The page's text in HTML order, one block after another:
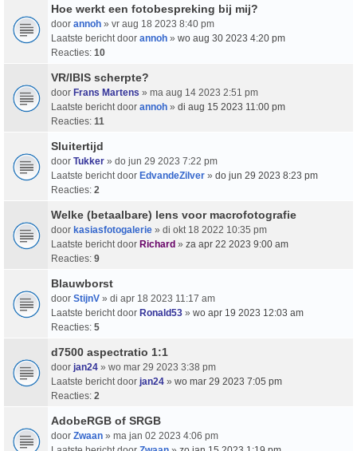
Hoe werkt een fotobespreking bij mij?
door annoh » vr aug 18 2023 8:40 pm
Laatste bericht door annoh » wo aug 30 2023 4:20 pm
Reacties: 10
VR/IBIS scherpte?
door Frans Martens » ma aug 14 2023 2:51 pm
Laatste bericht door annoh » di aug 15 2023 11:00 pm
Reacties: 11
Sluitertijd
door Tukker » do jun 29 2023 7:22 pm
Laatste bericht door EdvandeZilver » do jun 29 2023 8:23 pm
Reacties: 2
Welke (betaalbare) lens voor macrofotografie
door kasiasfotogalerie » di okt 18 2022 10:35 pm
Laatste bericht door Richard » za apr 22 2023 9:00 am
Reacties: 9
Blauwborst
door StijnV » di apr 18 2023 11:17 am
Laatste bericht door Ronald53 » wo apr 19 2023 12:03 am
Reacties: 5
d7500 aspectratio 1:1
door jan24 » wo mar 29 2023 3:38 pm
Laatste bericht door jan24 » wo mar 29 2023 7:05 pm
Reacties: 2
AdobeRGB of SRGB
door Zwaan » ma jan 02 2023 4:06 pm